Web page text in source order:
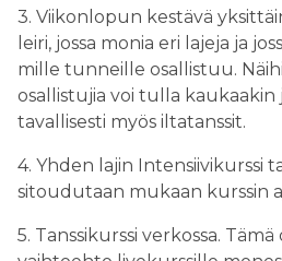
3. Viikonlopun kestävä
leiri, jossa monia eri lajeja ja
mille tunneille osallistuu.
osallistujia voi tulla
tavallisesti myös iltatanssit.
4. Yhden lajin Intensiivikurssi
sitoudutaan mukaan kurssin
5. Tanssikurssi verkossa.